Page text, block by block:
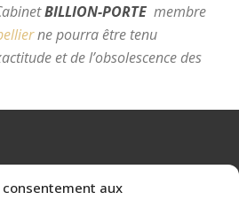
consentement aux
BILLION-PORTE membre
ne pourra être tenu
et de l’obsolescence des